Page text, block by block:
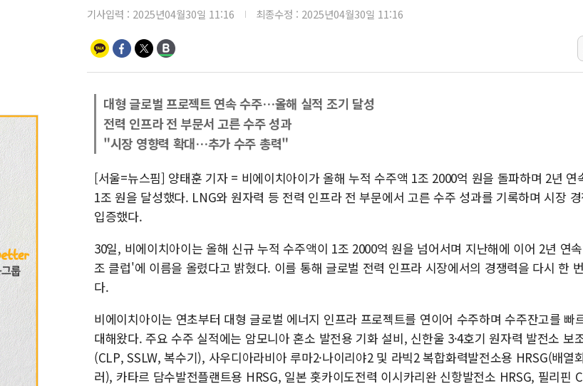
뉴욕증시 프리뷰, 미
청와대, 북한 단거리 탄
금값 7주 만에 최고…美
양주 섬유염색공장서
김정관 산업부 장관 "
해군 1함대 창설 80주
기사입력 : 2025년04월30일 11:16 최종수정 : 2025년04월30일 11:16
대형 글로벌 프로젝트 연속 수주…올해 실적 조기 달성
전력 인프라 전 부문서 고른 수주 성과
"시장 영향력 확대…추가 수주 총력"
[서울=뉴스핌] 양태훈 기자 = 비에이치아이가 올해 누적 수주액 1조 2000억 원을 돌파하며 2년 연
1조 원을 달성했다. LNG와 원자력 등 전력 인프라 전 부문에서 고른 수주 성과를 기록하며 시장
입증했다.
30일, 비에이치아이는 올해 신규 누적 수주액이 1조 2000억 원을 넘어서며 지난해에 이어 2년 연
조 클럽'에 이름을 올렸다고 밝혔다. 이를 통해 글로벌 전력 인프라 시장에서의 경쟁력을 다시 한
다.
비에이치아이는 연초부터 대형 글로벌 에너지 인프라 프로젝트를 연이어 수주하며 수주잔고를 빠
대해왔다. 주요 수주 실적에는 암모니아 혼소 발전용 기화 설비, 신한울 3·4호기 원자력 발전소 보
(CLP, SSLW, 복수기), 사우디아라비아 루마2·나이리야2 및 라빅2 복합화력발전소용 HRSG(배열
러), 카타르 담수발전플랜트용 HRSG, 일본 홋카이도전력 이시카리완 신항발전소 HRSG, 필리핀